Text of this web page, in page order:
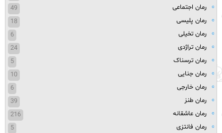
رمان اجتماعی
49
رمان پلیسی
18
رمان تخیلی
6
رمان تراژدی
24
رمان ترسناک
5
رمان جنایی
10
رمان خارجی
6
رمان طنز
39
رمان عاشقانه
216
رمان فانتزی
5